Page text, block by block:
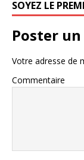
SOYEZ LE
Poster
Votre adresse de
Commentaire